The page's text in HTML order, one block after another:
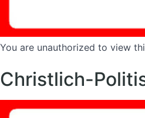
You are unauthorized to view
Christlich-